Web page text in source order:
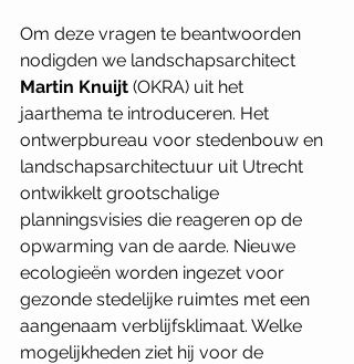
Om deze vragen te beantwoorden
nodigden we landschapsarchitect
Martin Knuijt (OKRA) uit het
jaarthema te introduceren. Het
ontwerpbureau voor stedenbouw en
landschapsarchitectuur uit Utrecht
ontwikkelt grootschalige
planningsvisies die reageren op de
opwarming van de aarde. Nieuwe
ecologieën worden ingezet voor
gezonde stedelijke ruimtes met een
aangenaam verblijfsklimaat. Welke
mogelijkheden ziet hij voor de